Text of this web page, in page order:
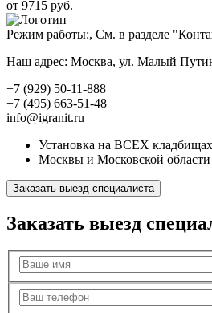
от 9715 руб.
Режим работы:, См. в разделе
Наш адрес: Москва, ул. Малый
+7 (929) 50-11-888
+7 (495) 663-51-48
info@igranit.ru
Установка на ВСЕХ кладбищах
Москвы и Московской области
Заказать выезд специалиста
Заказать выезд